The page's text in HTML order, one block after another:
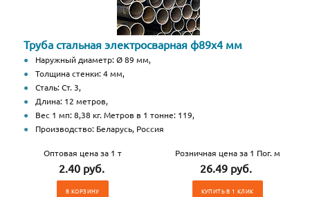
Труба стальная электросварная ф89х4 мм
Наружный диаметр: Ø 89 мм,
Толщина стенки: 4 мм,
Сталь: Ст. 3,
Длина: 12 метров,
Вес 1 мп: 8,38 кг. Метров в 1 тонне: 119,
Производство: Беларусь, Россия
Оптовая цена за 1 т
2.40 руб.
В КОРЗИНУ
Розничная цена за 1 Пог. м
26.49 руб.
КУПИТЬ В 1 КЛИК